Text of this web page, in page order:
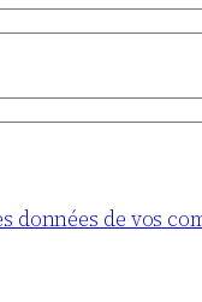
données de vos